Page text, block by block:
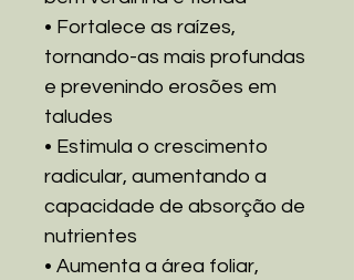
• Fortalece as raízes,
tornando-as mais profundas
e prevenindo erosões em
taludes
• Estimula o crescimento
radicular, aumentando a
capacidade de absorção de
nutrientes
• Aumenta a área foliar,